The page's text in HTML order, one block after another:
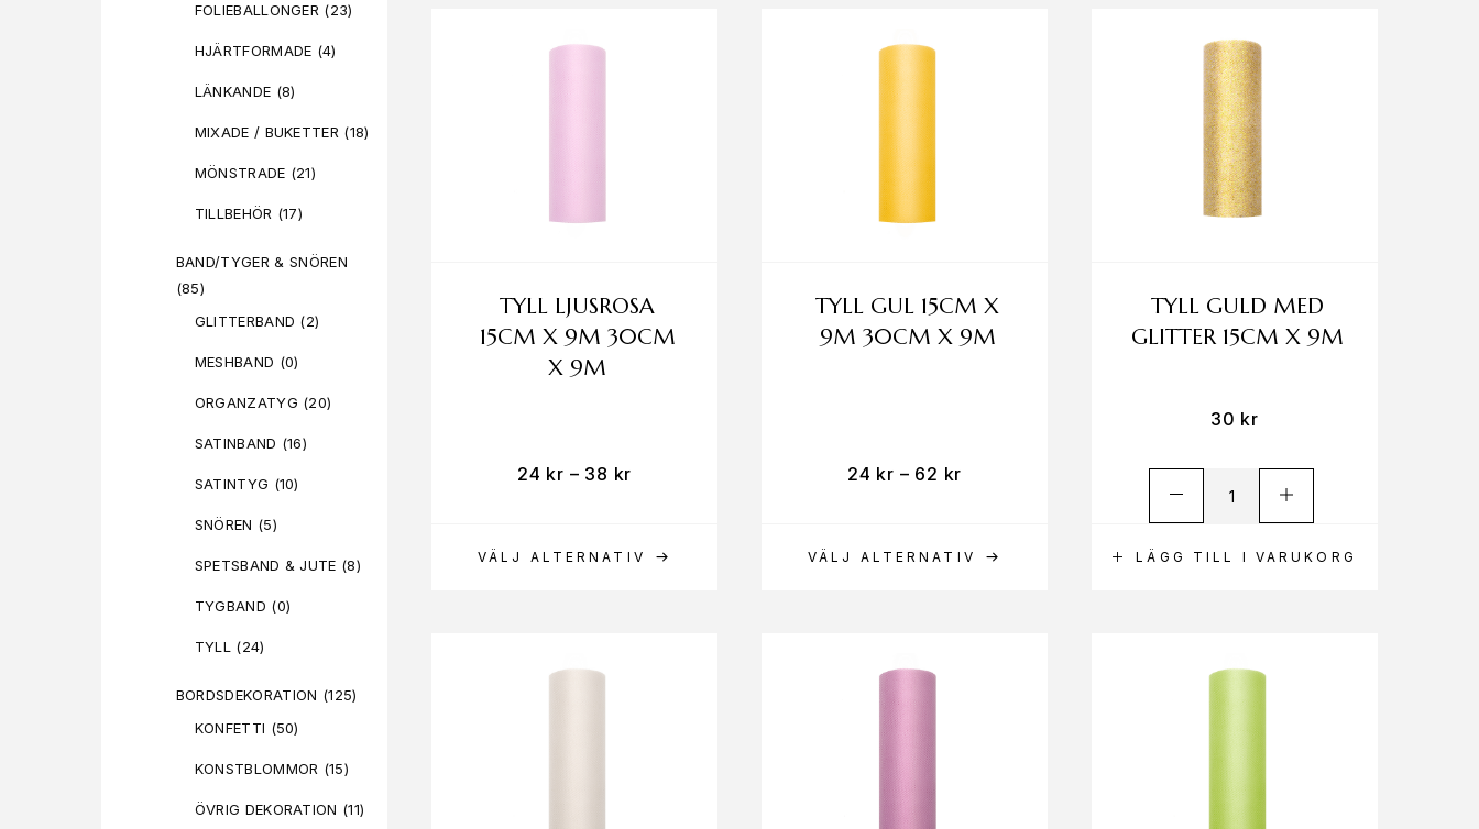
FOLIEBALLONGER (23)
HJÄRTFORMADE (4)
LÄNKANDE (8)
MIXADE / BUKETTER (18)
MÖNSTRADE (21)
TILLBEHÖR (17)
BAND/TYGER & SNÖREN
(85)
GLITTERBAND (2)
MESHBAND (0)
ORGANZATYG (20)
SATINBAND (16)
SATINTYG (10)
SNÖREN (5)
SPETSBAND & JUTE (8)
TYGBAND (0)
TYLL (24)
BORDSDEKORATION (125)
KONFETTI (50)
KONSTBLOMMOR (15)
ÖVRIG DEKORATION (11)
VÄLJ ALTERNATIV
TYLL LJUSROSA
15CM X 9M 30CM
X 9M
24 kr – 38 kr
VÄLJ ALTERNATIV
TYLL GUL 15CM X
9M 30CM X 9M
24 kr – 62 kr
LÄGG TILL I VARUKORG
TYLL GULD MED
GLITTER 15CM X 9M
30 kr